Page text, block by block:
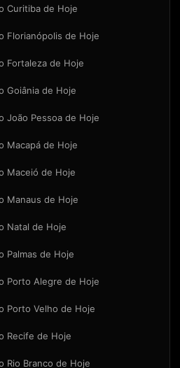
Curitiba de Hoje
Florianópolis de Hoje
Fortaleza de Hoje
Goiânia de Hoje
João Pessoa de Hoje
Macapá de Hoje
Maceió de Hoje
Manaus de Hoje
Natal de Hoje
Palmas de Hoje
Porto Alegre de Hoje
Porto Velho de Hoje
Recife de Hoje
Rio Branco de Hoje